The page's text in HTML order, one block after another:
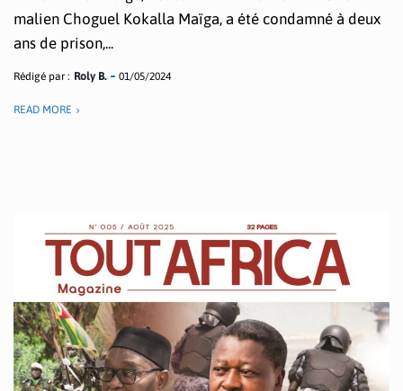
malien Choguel Kokalla Maïga, a été condamné à deux
ans de prison,...
Rédigé par : Roly B. 01/05/2024
READ MORE